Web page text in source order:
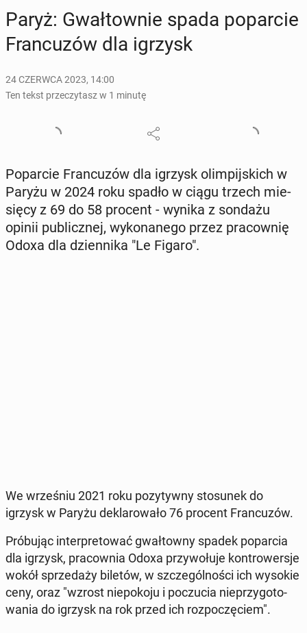
Paryż: Gwał­tow­nie spada po­par­cie
Fran­cu­zów dla igrzysk
24 CZERWCA 2023, 14:00
Ten tekst przeczytasz w 1 minutę
Po­par­cie Fran­cu­zów dla igrzysk olim­pij­skich w
Paryżu w 2024 roku spadło w ciągu trzech mie­
się­cy z 69 do 58 procent - wynika z sondażu
opinii pu­blicz­nej, wy­ko­na­ne­go przez pra­cow­nię
Odoxa dla dzien­ni­ka "Le Figaro".
We wrze­śniu 2021 roku po­zy­tyw­ny sto­su­nek do
igrzysk w Paryżu de­kla­ro­wa­ło 76 procent Fran­cu­zów.
Pró­bu­jąc in­ter­pre­to­wać gwał­tow­ny spadek po­par­cia
dla igrzysk, pra­cow­nia Odoxa przy­wo­łu­je kon­tro­wer­sje
wokół sprze­da­ży biletów, w szcze­gól­no­ści ich wysokie
ceny, oraz "wzrost nie­po­ko­ju i po­czu­cia nie­przy­go­to­
wa­nia do igrzysk na rok przed ich roz­po­czę­ciem".